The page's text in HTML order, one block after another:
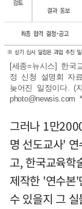
[세종=뉴시스] 한국
정 신청 설명회 자
늦어진 일정이다. (
photo@newsis.com
그러나 1만
명 선도교사'
고, 한국교육학
제작한 '연수본
수 있을지 그